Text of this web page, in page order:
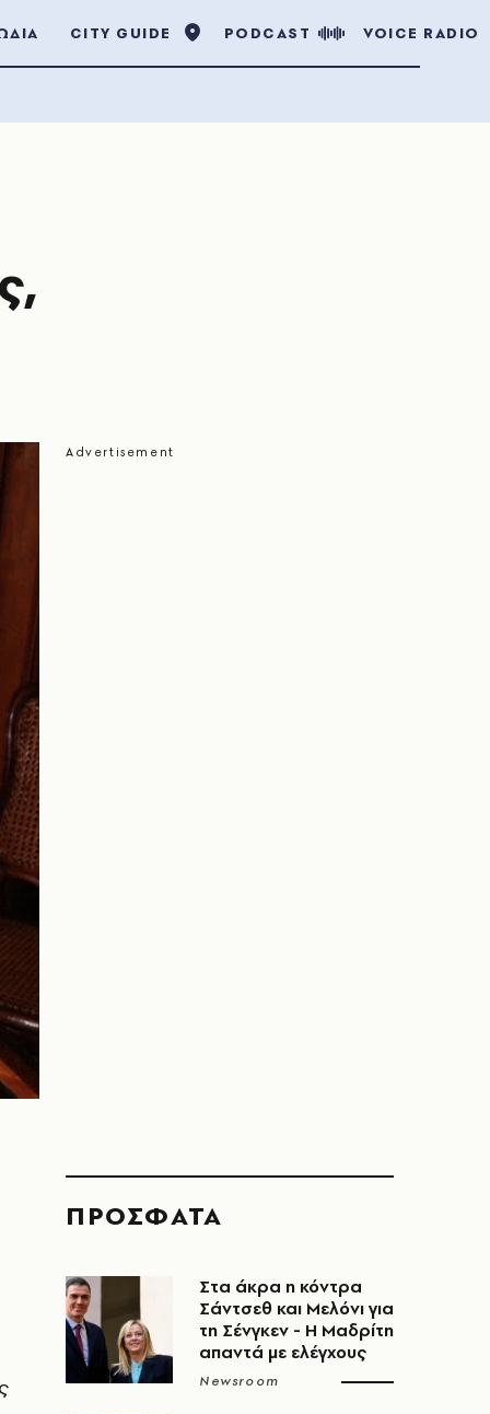
CITY GUIDE PODCAST VOICE RADIO
ΠΡΟΣΦΑΤΑ
Στα άκρα η κόντρα
Σάντσεθ και Μελόνι για
τη Σένγκεν - Η Μαδρίτη
απαντά με ελέγχους
Newsroom